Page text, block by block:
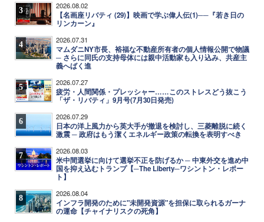
3 2026.08.02
【名画座リバティ (29)】映画で学ぶ偉人伝(1)──『若き日の
リンカーン』
4 2026.07.31
マムダニNY市長、裕福な不動産所有者の個人情報公開で物議
─ さらに同氏の支持母体には親中活動家も入り込み、共産主
義へばく進
5 2026.07.27
疲労・人間関係・プレッシャー……このストレスどう抜こう
「ザ・リバティ」9月号(7月30日発売)
6 2026.07.29
日本の洋上風力から英大手が撤退を検討し、三菱離脱に続く
激震 ─ 政府はもう潔くエネルギー政策の転換を表明すべき
7 2026.08.03
米中間選挙に向けて選挙不正を防げるか ─ 中東外交を進め中
国を抑え込むトランプ【─The Liberty─ワシントン・レポー
ト】
8 2026.08.04
インフラ開発のために"未開発資源"を担保に取られるガーナ
の運命【チャイナリスクの死角】